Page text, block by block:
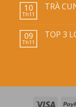
10
Th11
TRÀ
09
Th11
TOP 3